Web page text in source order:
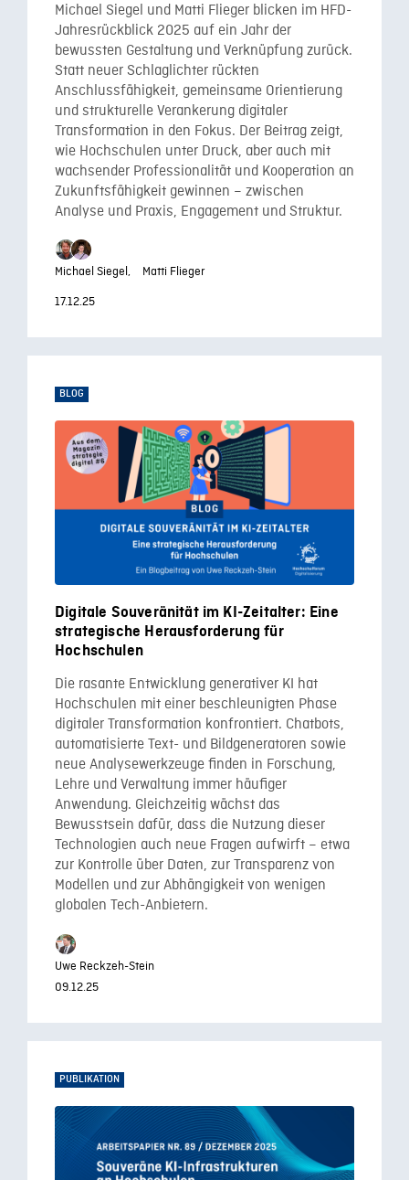
Michael Siegel und Matti Flieger blicken im HFD-
Jahresrückblick 2025 auf ein Jahr der
bewussten Gestaltung und Verknüpfung zurück.
Statt neuer Schlaglichter rückten
Anschlussfähigkeit, gemeinsame Orientierung
und strukturelle Verankerung digitaler
Transformation in den Fokus. Der Beitrag zeigt,
wie Hochschulen unter Druck, aber auch mit
wachsender Professionalität und Kooperation an
Zukunftsfähigkeit gewinnen – zwischen
Analyse und Praxis, Engagement und Struktur.
Michael Siegel,
Matti Flieger
17.12.25
BLOG
Digitale Souveränität im KI-Zeitalter: Eine
strategische Herausforderung für
Hochschulen
Die rasante Entwicklung generativer KI hat
Hochschulen mit einer beschleunigten Phase
digitaler Transformation konfrontiert. Chatbots,
automatisierte Text- und Bildgeneratoren sowie
neue Analysewerkzeuge finden in Forschung,
Lehre und Verwaltung immer häufiger
Anwendung. Gleichzeitig wächst das
Bewusstsein dafür, dass die Nutzung dieser
Technologien auch neue Fragen aufwirft – etwa
zur Kontrolle über Daten, zur Transparenz von
Modellen und zur Abhängigkeit von wenigen
globalen Tech-Anbietern.
Uwe Reckzeh-Stein
09.12.25
PUBLIKATION